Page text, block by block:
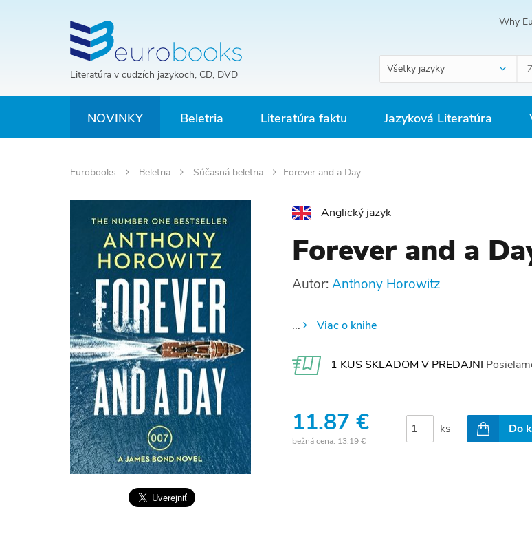
Literatúra v cudzích jazykoch, CD, DVD
Why
Všetky jazyky
NOVINKY Beletria Literatúra faktu Jazyková Literatúra
Eurobooks Beletria Súčasná beletria Forever and a Day
Anglický jazyk
Forever and a
Autor: Anthony Horowitz
... Viac o knihe
1 KUS SKLADOM V PREDAJNI
11.87 €
bežná cena: 13.19 €
ks Do